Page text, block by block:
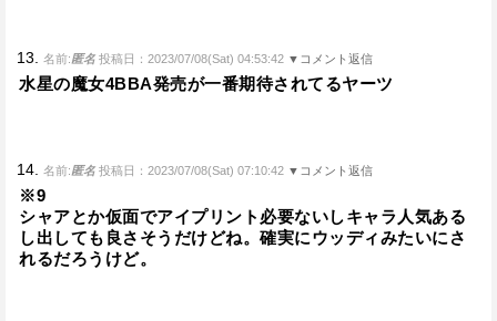
13. 名前:匿名 投稿日：2023/07/08(Sat) 04:53:42 ▼コメント返信
水星の魔女4BBA発売が一番期待されてるヤーツ
14. 名前:匿名 投稿日：2023/07/08(Sat) 07:10:42 ▼コメント返信
※9
シャアとか仮面でアイプリント必要ないしキャラ人気ある
し出しても良さそうだけどね。確実にウッディみたいにさ
れるだろうけど。